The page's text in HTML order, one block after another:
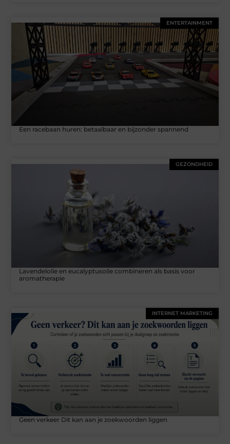
ENTERTAINMENT
Een racebaan huren: betaalbaar en bijzonder spannend
GEZONDHEID
Lavendelolie en eucalyptusolie combineren als basis voor
aromatherapie
INTERNET MARKETING
Geen verkeer Dit kan aan je zoekwoorden liggen